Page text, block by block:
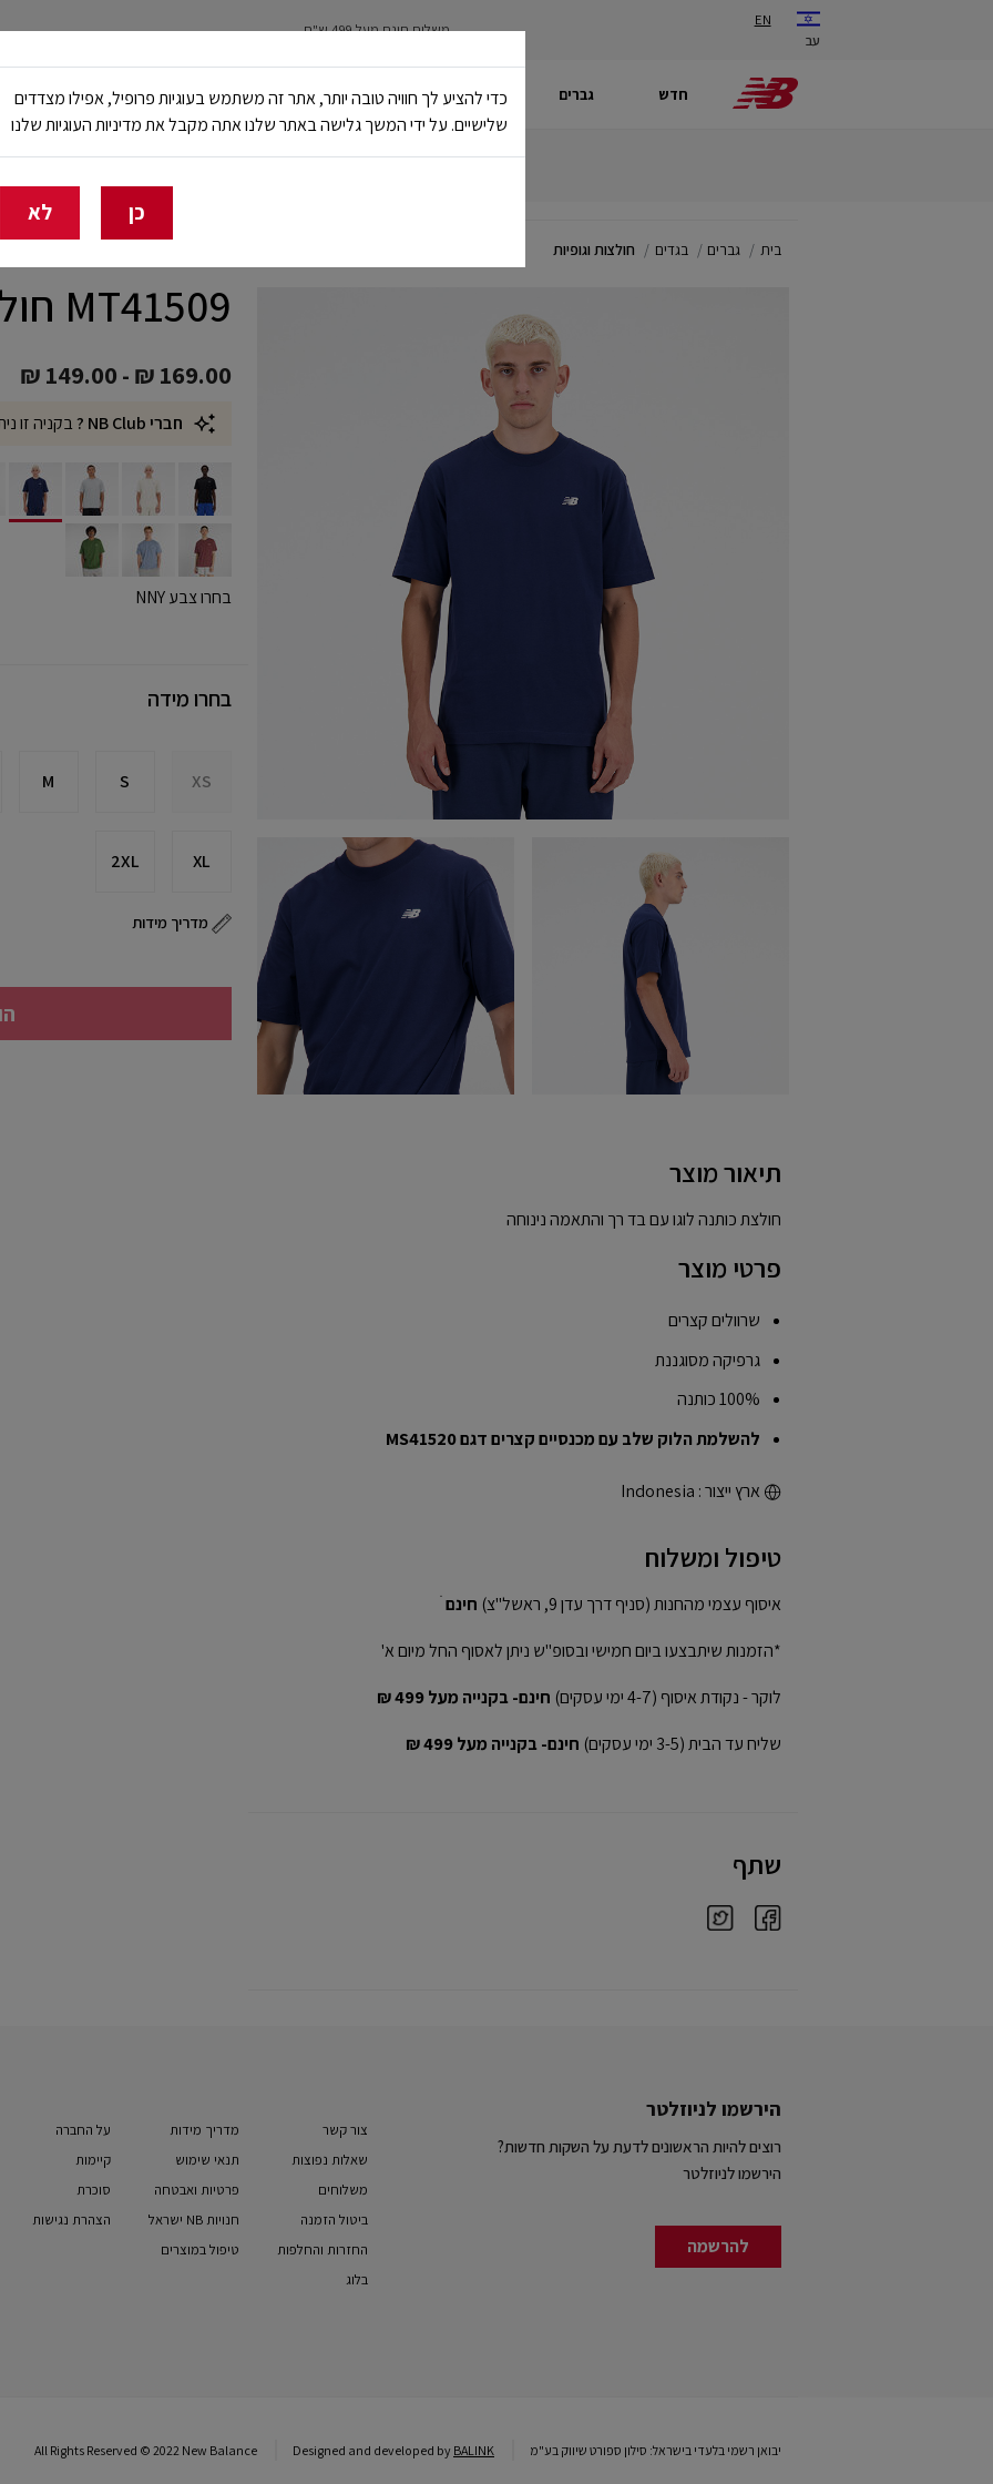
עב
EN
משלוח חינם מעל 499 ש"ח
חדש גברים נשים ילדים ריצה עבודה ובטיחות NB Club
🔥 20% הנחה על כל הביגוד באתר ובחנויות - לזמן מוגבל
בית גברים בגדים חולצות וגופיות
תיאור מוצר
חולצת כותנה לוגו עם בד רך והתאמה נינוחה
פרטי מוצר
שרוולים קצרים
גרפיקה מסוגננת
100% כותנה
להשלמת הלוק שלב עם מכנסיים קצרים דגםMS41520
ארץ ייצור : Indonesia
טיפול ומשלוח
איסוף עצמי מהחנות (סניף דרך עדן 9, ראשל"צ) חינםׁ
*הזמנות שיתבצעו ביום חמישי ובסופ"ש ניתן לאסוף החל מיום א'
לוקר - נקודת איסוף (4-7 ימי עסקים)
חינם- בקנייה מעל 499 ₪
שליח עד הבית (3-5 ימי עסקים)
חינם- בקנייה מעל 499 ₪
שתף
MT41509 חולצת אופנה
₪ 149.00 - ₪ 169.00
חברי NB Club ? בקניה זו
בחרו צבע NNY
בחרו מידה
XS
S
M
XL
2XL
מדריך מידות
הירשמו לניוזלטר
רוצים להיות הראשונים לדעת על השקות חדשות?
הירשמו לניוזלטר
להרשמה
צור קשר
שאלות נפוצות
משלוחים
ביטול הזמנה
החזרות והחלפות
בלוג
מדריך מידות
תנאי שימוש
פרטיות ואבטחה
חנויות NB ישראל
טיפול במוצרים
על החברה
קיימות
סוכרת
הצהרת נגישות
יבואן רשמי בלעדי בישראל: סילון ספורט שיווק בע"מ All Rights Reserved © 2022 New Balance Designed and developed by BALINK
כדי להציע לך חוויה טובה יותר, אתר זה משתמש בעוגיות פרופיל, אפילו מצדדים
שלישיים. על ידי המשך גלישה באתר שלנו אתה מקבל את מדיניות העוגיות שלנו
כן לא